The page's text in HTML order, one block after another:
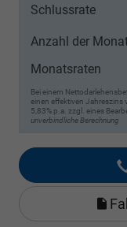
Schlussrate
Anzahl der
Monatsraten
Bei einem
einen effektiven Jahreszins
5,83% p.a. zzgl. eines
unverbindliche Berechnung